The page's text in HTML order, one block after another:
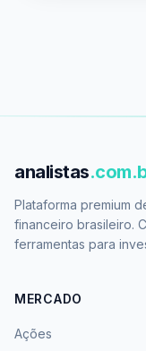
analistas
Plataforma premium
financeiro brasileiro.
ferramentas para
MERCADO
Ações